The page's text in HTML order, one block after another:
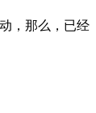
，那么，已经